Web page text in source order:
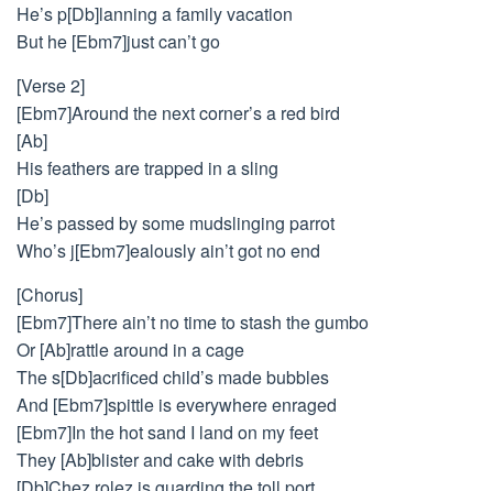
He’s p[Db]lanning a family vacation
But he [Ebm7]just can’t go
[Verse 2]
[Ebm7]Around the next corner’s a red bird
[Ab]
His feathers are trapped in a sling
[Db]
He’s passed by some mudslinging parrot
Who’s j[Ebm7]ealously ain’t got no end
[Chorus]
[Ebm7]There ain’t no time to stash the gumbo
Or [Ab]rattle around in a cage
The s[Db]acrificed child’s made bubbles
And [Ebm7]spittle is everywhere enraged
[Ebm7]In the hot sand I land on my feet
They [Ab]blister and cake with debris